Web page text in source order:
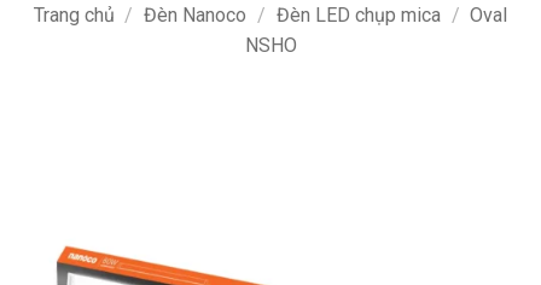
Trang chủ / Đèn Nanoco / Đèn LED chụp mica / Oval
NSHO